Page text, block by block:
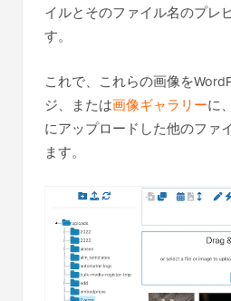
イルとそのファイル名のプレ
す。
これで、これらの画像を
ジ、または画像ギャラリーに
にアップロードした他のファ
ます。